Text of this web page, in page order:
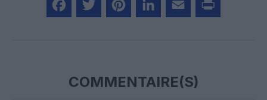
COMMENTAIRE(S)